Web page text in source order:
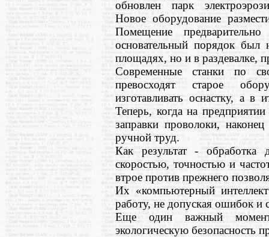
обновлен парк
Новое оборудование
Помещение
основательный порядок был
площадях, но и в раздевалке,
Современные станки по
превосходят старое
изготавливать оснастку, а в
Теперь, когда на предприятии
заправки проволоки,
ручной труд.
Как результат - обработка
скоростью, точностью и
втрое против прежнего
Их «компьютерный
работу, не допуская ошибок и
Еще один важный момент:
экологическую безопасность